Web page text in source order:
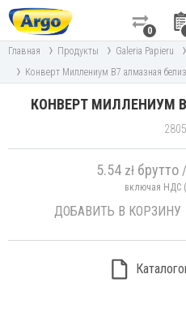
0
Главная › Продукты › Galeria Papieru ›
› Конверт Миллениум В7 алмазная
КОНВЕРТ МИЛЛЕНИУМ
5.54 zł брутто /
включая НДС
ДОБАВИТЬ В КОРЗИНУ